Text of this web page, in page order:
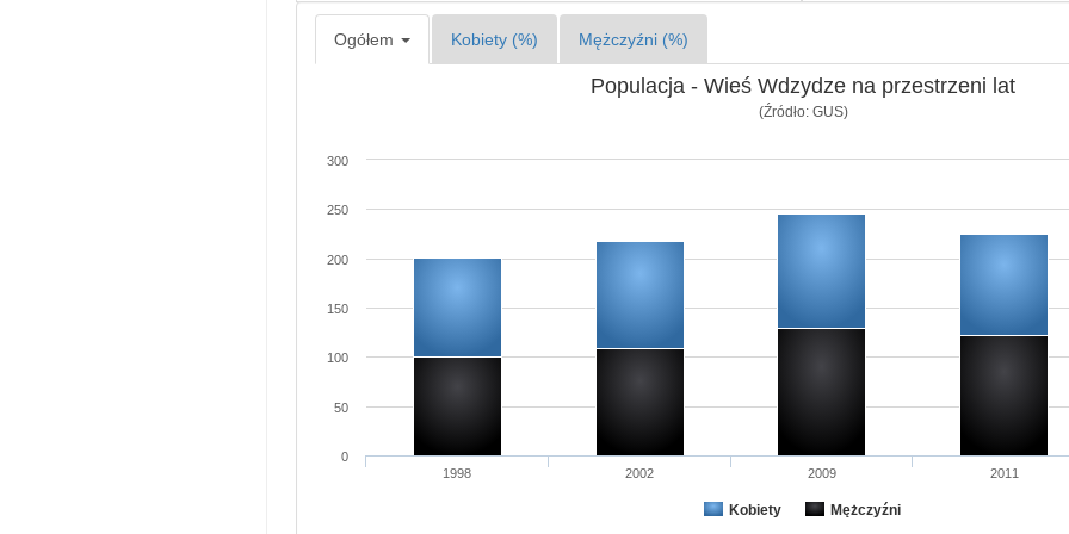
Ogółem Kobiety (%) Mężczyźni (%)
Populacja - Wieś Wdzydze na przestrzeni lat
(Źródło: GUS)
Kobiety Mężczyźni
1998 2002 2009 2011
0
50
100
150
200
250
300